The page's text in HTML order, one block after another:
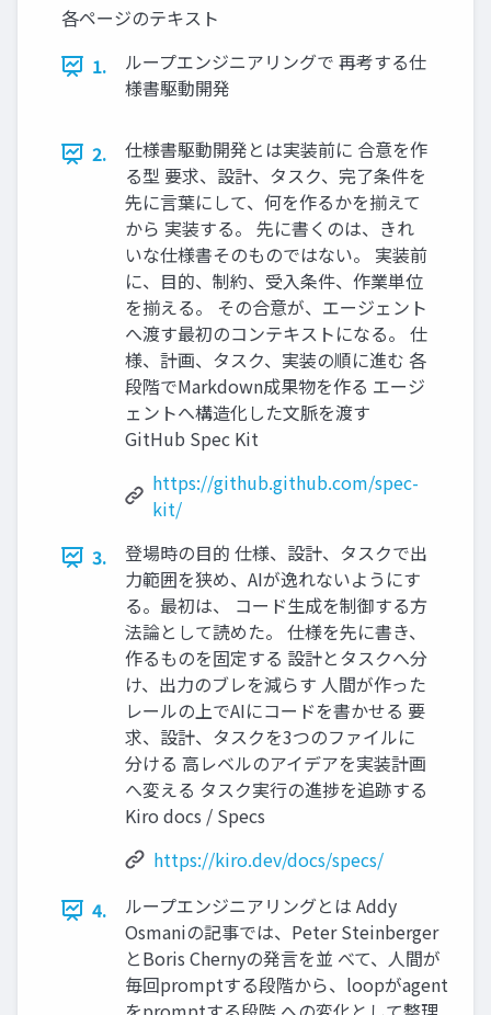
各ページのテキスト
1.
ループエンジニアリングで 再考する仕
様書駆動開発
2.
仕様書駆動開発とは実装前に 合意を作
る型 要求、設計、タスク、完了条件を
先に言葉にして、何を作るかを揃えて
から 実装する。 先に書くのは、きれ
いな仕様書そのものではない。 実装前
に、目的、制約、受入条件、作業単位
を揃える。 その合意が、エージェント
へ渡す最初のコンテキストになる。 仕
様、計画、タスク、実装の順に進む 各
段階でMarkdown成果物を作る エージ
ェントへ構造化した文脈を渡す
GitHub Spec Kit
https://github.github.com/spec-
kit/
3.
登場時の目的 仕様、設計、タスクで出
力範囲を狭め、AIが逸れないようにす
る。最初は、 コード生成を制御する方
法論として読めた。 仕様を先に書き、
作るものを固定する 設計とタスクへ分
け、出力のブレを減らす 人間が作った
レールの上でAIにコードを書かせる 要
求、設計、タスクを3つのファイルに
分ける 高レベルのアイデアを実装計画
へ変える タスク実行の進捗を追跡する
Kiro docs / Specs
https://kiro.dev/docs/specs/
4.
ループエンジニアリングとは Addy
Osmaniの記事では、Peter Steinberger
とBoris Chernyの発言を並 べて、人間が
毎回promptする段階から、loopがagent